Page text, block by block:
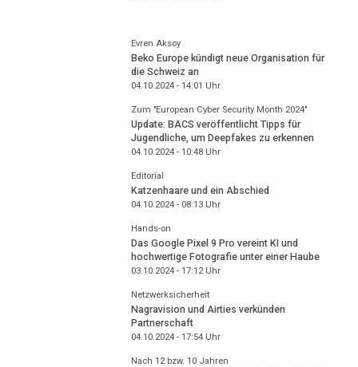
Evren Aksoy
Beko Europe kündigt neue Organisation für
die Schweiz an
04.10.2024 - 14:01 Uhr
Zum "European Cyber Security Month 2024"
Update: BACS veröffentlicht Tipps für
Jugendliche, um Deepfakes zu erkennen
04.10.2024 - 10:48Uhr
Editorial
Katzenhaare und ein Abschied
04.10.2024 - 08:13Uhr
Hands-on
Das Google Pixel 9 Pro vereint KI und
hochwertige Fotografie unter einer Haube
03.10.2024 - 17:12Uhr
Netzwerksicherheit
Nagravision und Airties verkünden
Partnerschaft
04.10.2024 - 17:54Uhr
Nach 12 bzw. 10 Jahren